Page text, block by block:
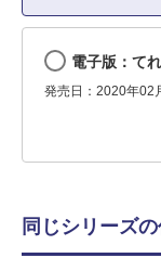
電子版：て
発売日：2020年02
同じシリーズ